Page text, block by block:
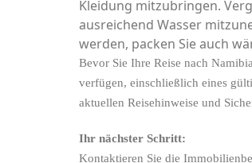
Kleidung mitzubringen.
ausreichend Wasser
werden, packen Sie auch
Bevor Sie Ihre Reise nach
verfügen, einschließlich eines
aktuellen Reisehinweise und
Ihr nächster Schritt:
Kontaktieren Sie die